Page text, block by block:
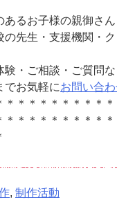
あるお子様の親御さ
の先生・支援機関・
験・ご相談・ご質問
でお気軽にお問い合
＊＊＊＊＊＊＊＊＊
＊＊＊＊＊＊＊＊＊
, 制作活動